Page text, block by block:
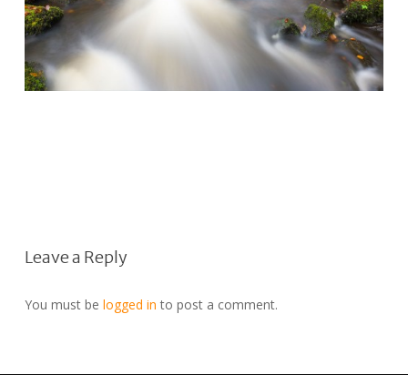
Leave a Reply
You must be logged in to post a comment.